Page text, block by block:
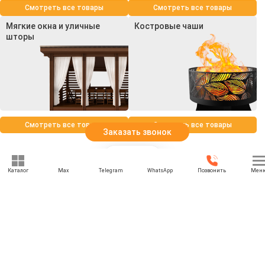
Смотреть все товары Смотреть все товары
Мягкие окна и уличные
шторы
Смотреть все товары
Костровые чаши
Смотреть все товары
Заказать звонок
Каталог Max Telegram WhatsApp Позвонить